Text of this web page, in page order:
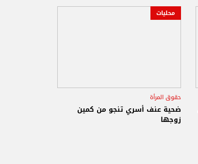
محليات
حقوق المرأة
ضحية عنف أسري تنجو من كمين
زوجها